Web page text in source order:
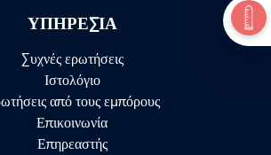
ΥΠΗΡΕΣΊΑ
Συχνές ερωτήσεις
Ιστολόγιο
από τους εμπόρους
Επικοινωνία
Επηρεαστής